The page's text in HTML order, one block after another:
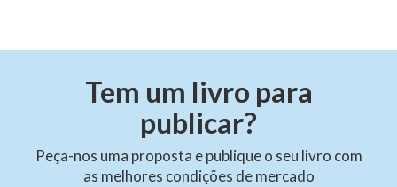
Tem um livro para
publicar?
Peça-nos uma proposta e publique o seu livro com
as melhores condições de mercado